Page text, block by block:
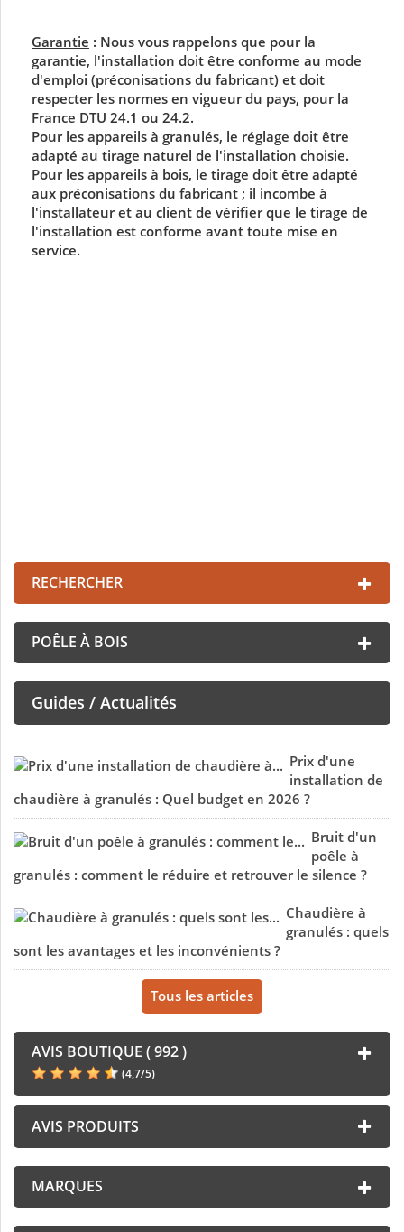
Garantie : Nous vous rappelons que pour la
garantie, l'installation doit être conforme au mode
d'emploi (préconisations du fabricant) et doit
respecter les normes en vigueur du pays, pour la
France DTU 24.1 ou 24.2.
Pour les appareils à granulés, le réglage doit être
adapté au tirage naturel de l'installation choisie.
Pour les appareils à bois, le tirage doit être adapté
aux préconisations du fabricant ; il incombe à
l'installateur et au client de vérifier que le tirage de
l'installation est conforme avant toute mise en
service.
RECHERCHER
POÊLE À BOIS
Guides / Actualités
Prix d'une
installation de
chaudière à granulés : Quel budget en 2026 ?
Bruit d'un
poêle à
granulés : comment le réduire et retrouver le silence ?
Chaudière à
granulés : quels
sont les avantages et les inconvénients ?
Tous les articles
AVIS BOUTIQUE ( 992 )
(4,7/5)
AVIS PRODUITS
MARQUES